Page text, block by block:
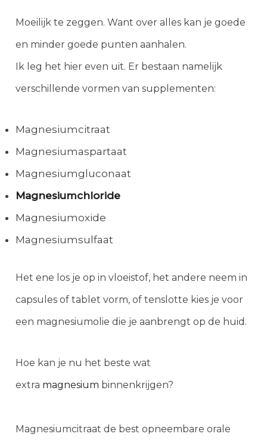
Moeilijk te zeggen. Want over alles kan je goede
en minder goede punten aanhalen.
Ik leg het hier even uit. Er bestaan namelijk
verschillende vormen van supplementen:
Magnesiumcitraat
Magnesiumaspartaat
Magnesiumgluconaat
Magnesiumchloride
Magnesiumoxide
Magnesiumsulfaat
Het ene los je op in vloeistof, het andere neem in
capsules of tablet vorm, of tenslotte kies je voor
een magnesiumolie die je aanbrengt op de huid.
Hoe kan je nu het beste wat
extra magnesium binnenkrijgen?
Magnesiumcitraat de best opneembare orale